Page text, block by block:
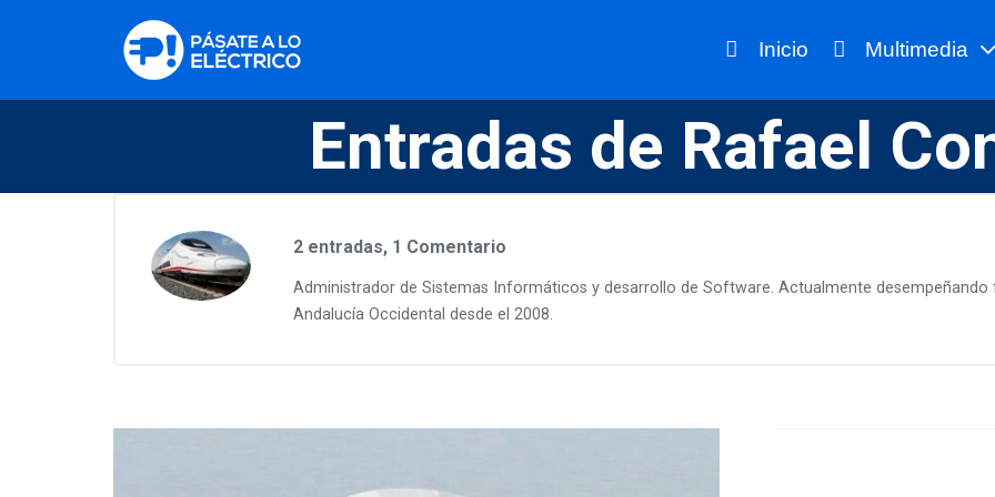
Inicio Multimedia
Entradas de Rafael
2 entradas, 1 Comentario
Administrador de Sistemas Informáticos y desarrollo de Software. Actualmente
Andalucía Occidental desde el 2008.